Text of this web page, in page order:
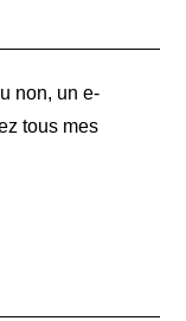
non, un e-
tous mes